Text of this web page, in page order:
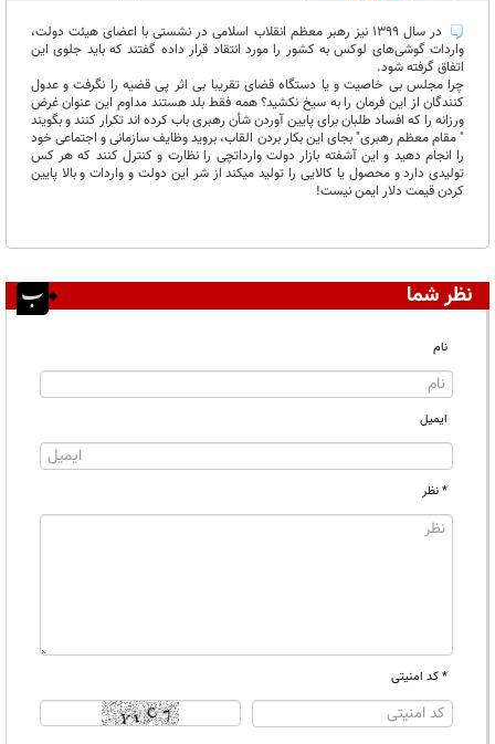
در سال 1399 نیز رهبر معظم انقلاب اسلامی در نشستی با اعضای هیئت دولت،
واردات گوشی‌های لوکس به کشور را مورد انتقاد قرار داده گفتند که باید جلوی این
اتفاق گرفته شود.
چرا مجلس بی خاصیت و یا دستگاه قضای تقریبا بی اثر پی قضیه را نگرفت و عدول
کنندگان از این فرمان را به سیخ نکشید؟ همه فقط بلد هستند مداوم این عنوان غرض
ورزانه را که افساد طلبان برای پایین آوردن شأن رهبری باب کرده اند تکرار کنند و بگویند
" مقام معظم رهبری" بجای این بکار بردن القاب، بروید وظایف سازمانی و اجتماعی خود
را انجام دهید و این آشفته بازار دولت وارداتچی را نظارت و کنترل کنند که هر کس
تولیدی دارد و محصول یا کالایی را تولید میکند از شر این دولت و واردات و بالا پایین
کردن قیمت دلار ایمن نیست!
نظر شما
نام
ایمیل
* نظر
* کد امنیتی